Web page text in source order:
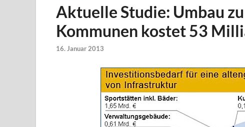
Aktuelle Studie: Umbau
Kommunen kostet 53
16. Januar 2013